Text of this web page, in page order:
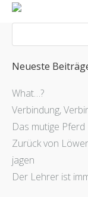
Über
Blog
Neueste
What…?
Verbindung,
Das mutige Pferd
Zurück von
jagen
Der Lehrer ist